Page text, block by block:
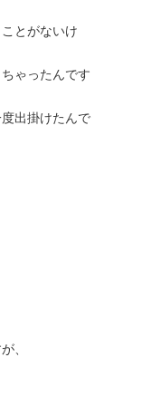
とがないけ
ゃったんです
出掛けたんで
、